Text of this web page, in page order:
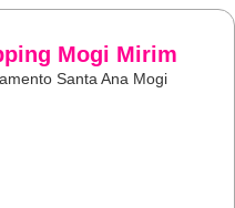
Mogi Mirim
Santa Ana Mogi